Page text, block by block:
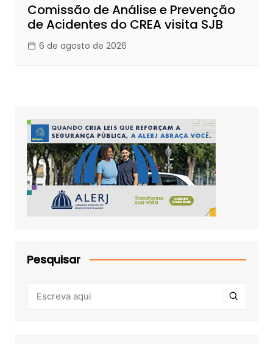
Comissão de Análise e Prevenção
de Acidentes do CREA visita SJB
6 de agosto de 2026
Pesquisar